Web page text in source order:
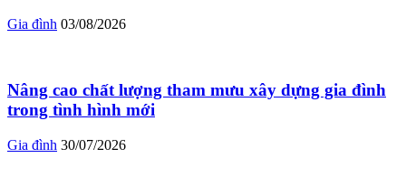
Gia đình 03/08/2026
Nâng cao chất lượng tham mưu xây dựng gia đình
trong tình hình mới
Gia đình 30/07/2026